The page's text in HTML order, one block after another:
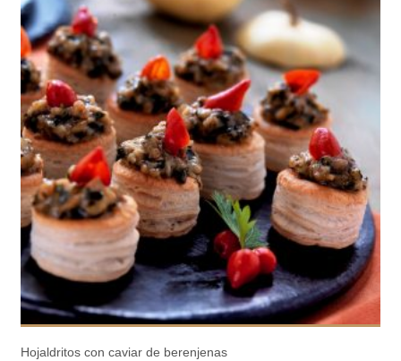
Hojaldritos con caviar de berenjenas